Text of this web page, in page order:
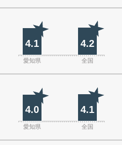
4.1 4.2
愛知県 全国
4.0 4.1
愛知県 全国